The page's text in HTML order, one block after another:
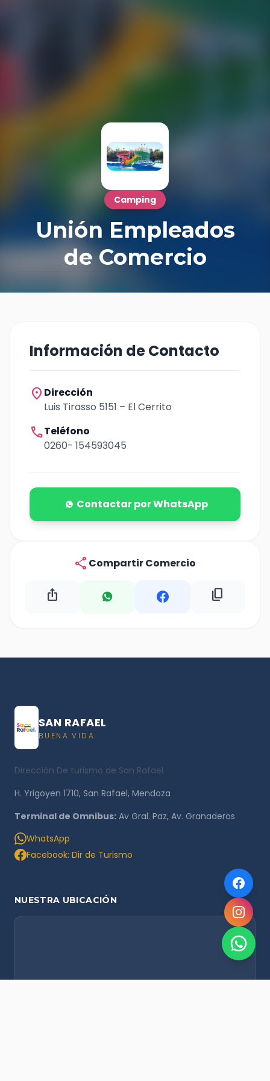
Camping
Unión Empleados
de Comercio
Información de Contacto
location_on Dirección
Luis Tirasso 5151 – El Cerrito
callTeléfono
0260- 154593045
Contactar por WhatsApp
share Compartir Comercio
ios_share content_copy
SAN RAFAEL
BUENA VIDA
Dirección De turismo de San Rafael
H. Yrigoyen 1710, San Rafael, Mendoza
Terminal de Omnibus: Av Gral. Paz, Av. Granaderos
WhatsApp
Facebook: Dir de Turismo
NUESTRA UBICACIÓN